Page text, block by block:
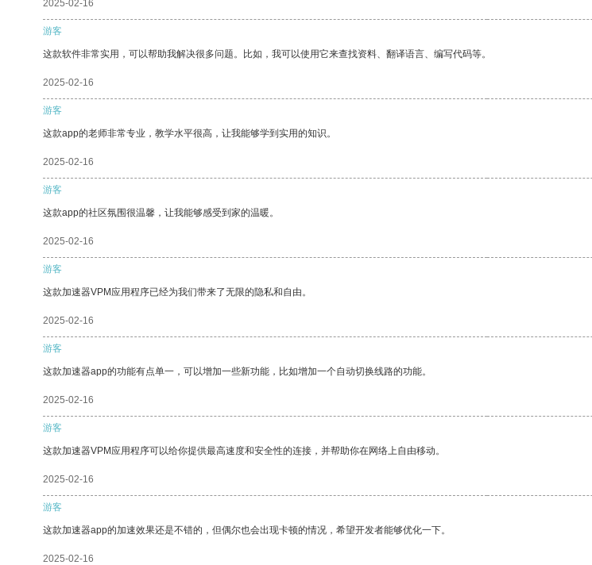
2025-02-16
游客
这款软件非常实用，可以帮助我解决很多问题。比如，我可以使用它来查找资料、翻译语言、编写代码等。
2025-02-16
游客
这款app的老师非常专业，教学水平很高，让我能够学到实用的知识。
2025-02-16
游客
这款app的社区氛围很温馨，让我能够感受到家的温暖。
2025-02-16
游客
这款加速器VPM应用程序已经为我们带来了无限的隐私和自由。
2025-02-16
游客
这款加速器app的功能有点单一，可以增加一些新功能，比如增加一个自动切换线路的功能。
2025-02-16
游客
这款加速器VPM应用程序可以给你提供最高速度和安全性的连接，并帮助你在网络上自由移动。
2025-02-16
游客
这款加速器app的加速效果还是不错的，但偶尔也会出现卡顿的情况，希望开发者能够优化一下。
2025-02-16